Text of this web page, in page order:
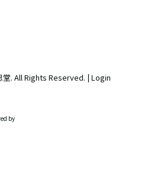
. All Rights Reserved. | Login
by